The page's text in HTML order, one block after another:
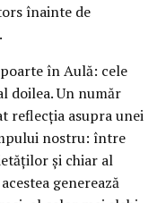
înainte de
în Aulă: cele
doilea. Un număr
reflecția asupra unei
nostru: între
și chiar al
generează